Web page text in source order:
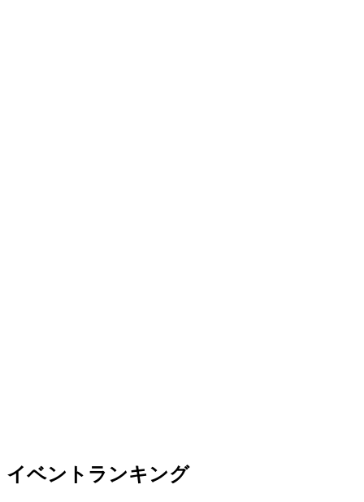
イベントランキング